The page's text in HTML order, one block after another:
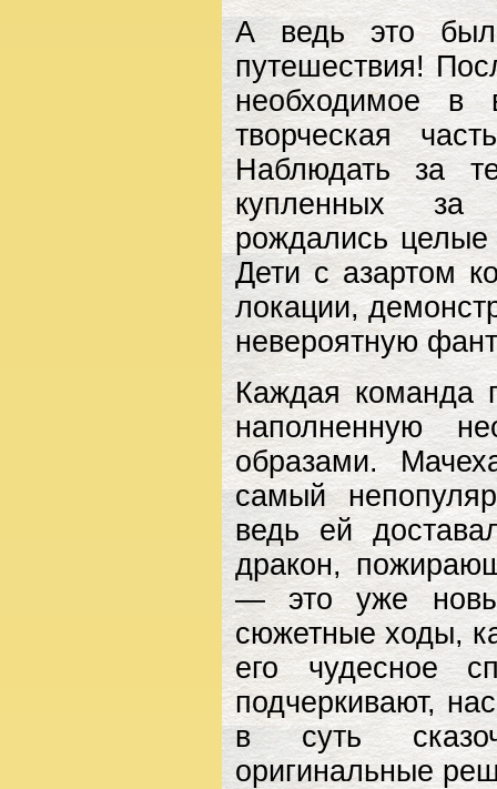
А ведь это
путешествия!
необходимое в
творческая
Наблюдать за
купленных за
рождались
Дети с азартом
локации,
невероятную
Каждая команда
наполненную
образами.
самый
ведь ей
дракон,
— это уже новый
сюжетные ходы,
его чудесное
подчеркивают,
в суть
оригинальные